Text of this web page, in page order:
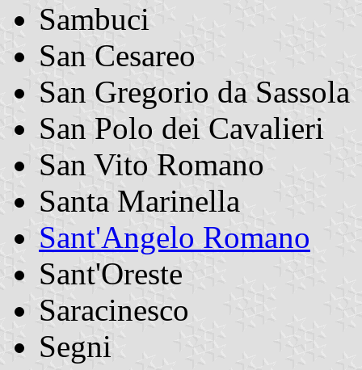
Sambuci
San Cesareo
San Gregorio da Sassola
San Polo dei Cavalieri
San Vito Romano
Santa Marinella
Sant'Angelo Romano
Sant'Oreste
Saracinesco
Segni